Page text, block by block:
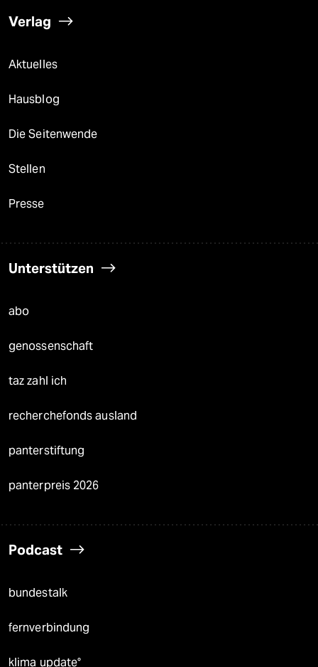
Verlag
Aktuelles
Hausblog
Die Seitenwende
Stellen
Presse
Unterstützen
abo
genossenschaft
taz zahl ich
recherchefonds ausland
panterstiftung
panterpreis 2026
Podcast
bundestalk
fernverbindung
klima update°